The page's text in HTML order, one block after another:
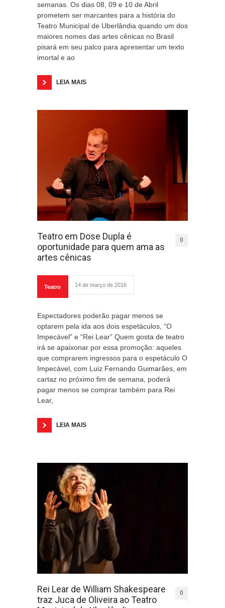
semanas. Os dias 08, 09 e 10 de Abril
prometem ser marcantes para a história do
Teatro Municipal de Uberlândia quando um dos
maiores nomes das artes cênicas no Brasil
pisará em seu palco para apresentar um texto
imortal e ao
LEIA MAIS
Teatro em Dose Dupla é
oportunidade para quem ama as
artes cênicas
0
Teatro 14 de março de 2016
Espectadores poderão pagar menos se
optarem pela ida aos dois espetáculos, “O
Impecável” e “Rei Lear” Quem gosta de teatro
irá se apaixonar por essa promoção: aqueles
que comprarem ingressos para o espetáculo O
Impecável, com Luiz Fernando Guimarães, em
cartaz no próximo fim de semana, poderá
pagar menos se comprar também para Rei
Lear,
LEIA MAIS
Rei Lear de William Shakespeare
traz Juca de Oliveira ao Teatro
0